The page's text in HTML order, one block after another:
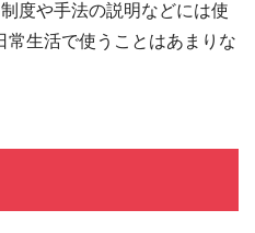
度や手法の説明などには使
常生活で使うことはあまりな